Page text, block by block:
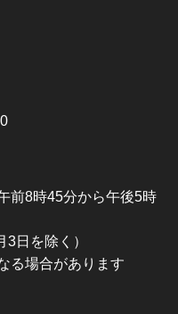
前8時45分から午後5時
3日を除く）
る場合があります